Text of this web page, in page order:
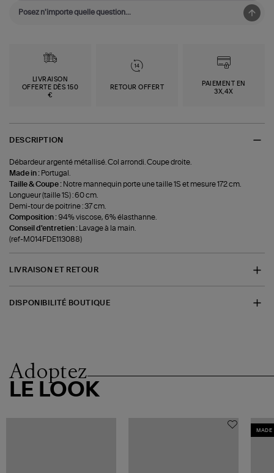
LIVRAISON
OFFERTE DÈS 150
€
RETOUR OFFERT
PAIEMENT EN
3X,4X
DESCRIPTION
Débardeur argenté métallisé. Col arrondi. Coupe droite.
Made in : Portugal.
Taille & Coupe : Notre mannequin porte une taille 1S et mesure 172 cm.
Longueur (taille 1S) : 60 cm.
Demi-tour de poitrine : 37 cm.
Composition : 94% viscose, 6% élasthanne.
Conseil d'entretien : Lavage à la main.
(ref-M014FDE113088)
LIVRAISON ET RETOUR
DISPONIBILITÉ BOUTIQUE
Adoptez
LE LOOK
MADE